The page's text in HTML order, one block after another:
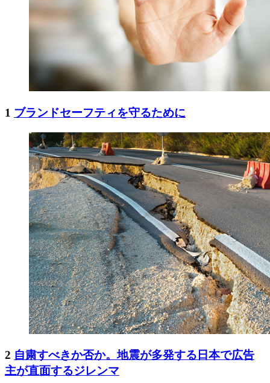
1 ブランドセーフティを守るために
2 自粛すべきか否か。地震が多発する日本で広告
主が直面するジレンマ